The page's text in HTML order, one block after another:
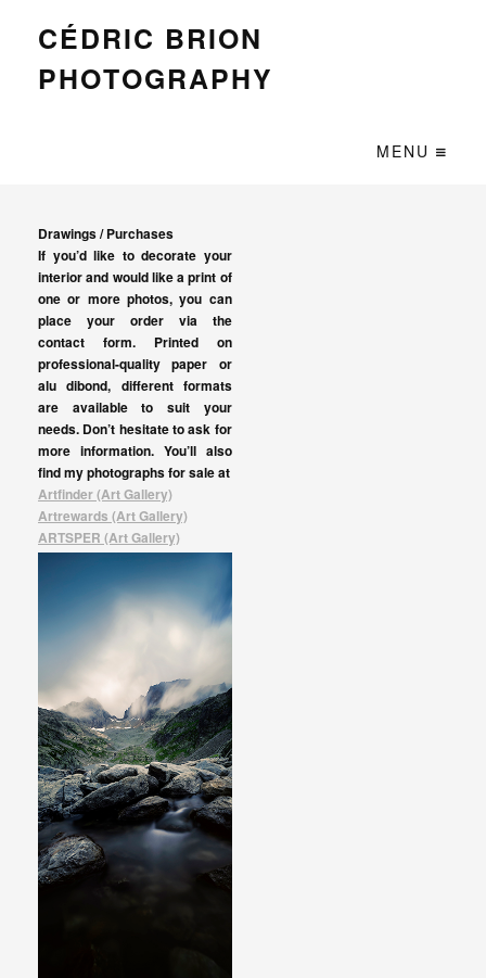
CÉDRIC BRION
PHOTOGRAPHY
MENU
Drawings / Purchases
If you’d like to decorate your
interior and would like a print of
one or more photos, you can
place your order via the
contact form. Printed on
professional-quality paper or
alu dibond, different formats
are available to suit your
needs. Don’t hesitate to ask for
more information. You’ll also
find my photographs for sale at
Artfinder (Art Gallery)
Artrewards (Art Gallery)
ARTSPER (Art Gallery)